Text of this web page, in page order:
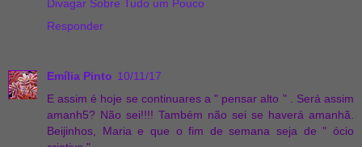
Divagar Sobre Tudo um Pouco
Responder
Emília Pinto 10/11/17
E assim é hoje se continuares a " pensar alto " . Será assim
amanh5? Não sei!!!! Também não sei se haverá amanhã.
Beijinhos, Maria e que o fim de semana seja de " ócio